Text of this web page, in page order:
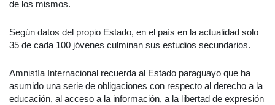
de los mismos.
Según datos del propio Estado, en el país en la actualidad solo
35 de cada 100 jóvenes culminan sus estudios secundarios.
Amnistía Internacional recuerda al Estado paraguayo que ha
asumido una serie de obligaciones con respecto al derecho a la
educación, al acceso a la información, a la libertad de expresión